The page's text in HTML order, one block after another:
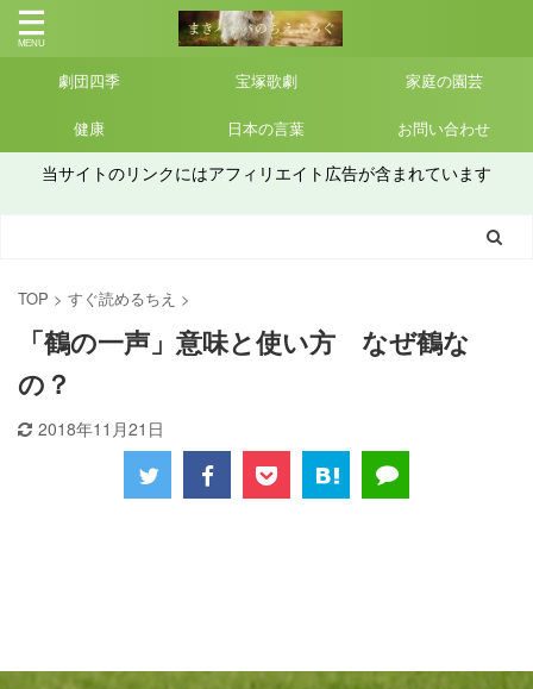
劇団四季 宝塚歌劇 家庭の園芸
健康 日本の言葉 お問い合わせ
当サイトのリンクにはアフィリエイト広告が含まれています
TOP > すぐ読めるちえ >
「鶴の一声」意味と使い方 なぜ鶴な
の？
2018年11月21日